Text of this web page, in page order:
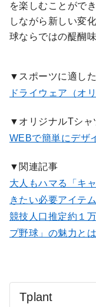
を楽しむことがで
しながら新しい変
球ならではの醍醐
▼スポーツに適し
ドライウェア（オ
▼オリジナルTシャ
WEBで簡単にデザ
▼関連記事
大人もハマる「キ
きたい必要アイテム
競技人口推定約１
プ野球」の魅力とは
Tplant